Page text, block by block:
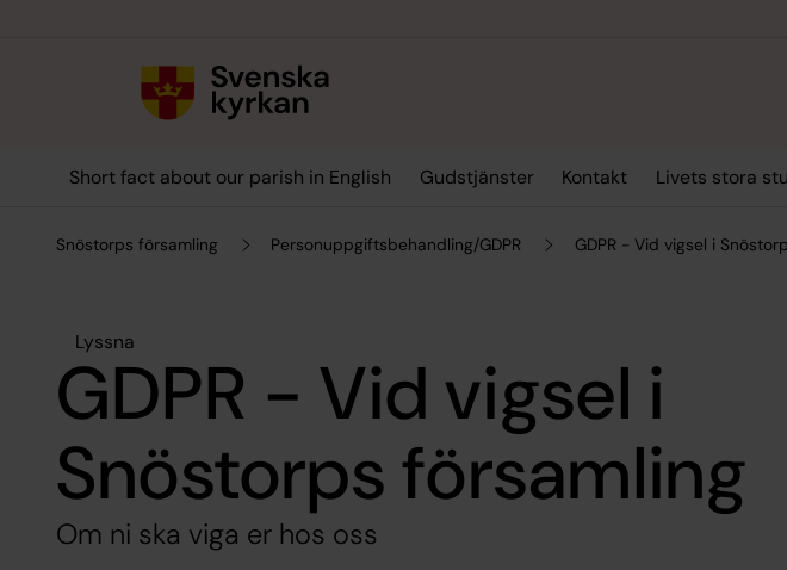
Short fact about our parish in English Gudstjänster Kontakt Livets stora
Snöstorps församling Personuppgiftsbehandling/GDPR GDPR - Vid vigsel i
Lyssna
GDPR - Vid vigsel i
Snöstorps församling
Om ni ska viga er hos oss